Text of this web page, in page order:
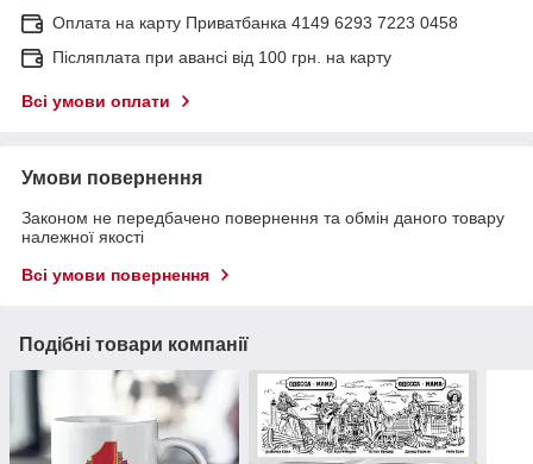
Оплата на карту Приватбанка 4149 6293 7223 0458
Післяплата при авансі від 100 грн. на карту
Всі умови оплати
Умови повернення
Законом не передбачено повернення та обмін даного товару
належної якості
Всі умови повернення
Подібні товари компанії